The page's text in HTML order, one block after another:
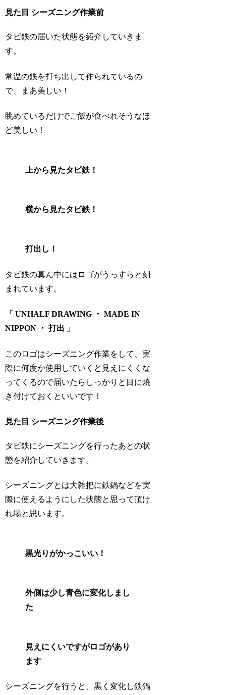
見た目 シーズニング作業前
タビ鉄の届いた状態を紹介していきま
す。
常温の鉄を打ち出して作られているの
で、まあ美しい！
眺めているだけでご飯が食べれそうなほ
ど美しい！
上から見たタビ鉄！
横から見たタビ鉄！
打出し！
タビ鉄の真ん中にはロゴがうっすらと刻
まれています。
「 UNHALF DRAWING ・ MADE IN
NIPPON ・ 打出 」
このロゴはシーズニング作業をして、実
際に何度か使用していくと見えにくくな
ってくるので届いたらしっかりと目に焼
き付けておくといいです！
見た目 シーズニング作業後
タビ鉄にシーズニングを行ったあとの状
態を紹介していきます。
シーズニングとは大雑把に鉄鍋などを実
際に使えるようにした状態と思って頂け
れ場と思います。
黒光りがかっこいい！
外側は少し青色に変化しまし
た
見えにくいですがロゴがあり
ます
シーズニングを行うと、黒く変化し鉄鍋